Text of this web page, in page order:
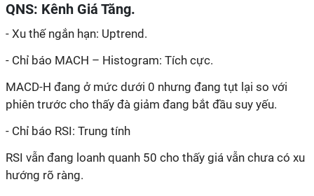
QNS: Kênh Giá Tăng.
- Xu thế ngắn hạn: Uptrend.
- Chỉ báo MACH – Histogram: Tích cực.
MACD-H đang ở mức dưới 0 nhưng đang tụt lại so với
phiên trước cho thấy đà giảm đang bắt đầu suy yếu.
- Chỉ báo RSI: Trung tính
RSI vẫn đang loanh quanh 50 cho thấy giá vẫn chưa có xu
hướng rõ ràng.